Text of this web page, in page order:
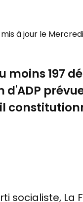
à jour le
197
socialiste,